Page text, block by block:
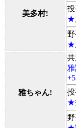
美多村!
★
★
雅ちゃん!
共
★